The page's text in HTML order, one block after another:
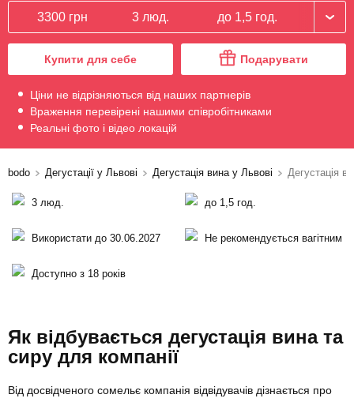
3300 грн 3 люд. до 1,5 год.
Купити для себе Подарувати
Ціни не відрізняються від наших партнерів
Враження перевірені нашими співробітниками
Реальні фото і відео локацій
bodo Дегустації у Львові Дегустація вина у Львові Дегустація
3 люд. до 1,5 год.
Використати до 30.06.2027 Не рекомендується вагітним
Доступно з 18 років
Як відбувається дегустація вина та
сиру для компанії
Від досвідченого сомельє компанія відвідувачів дізнається про